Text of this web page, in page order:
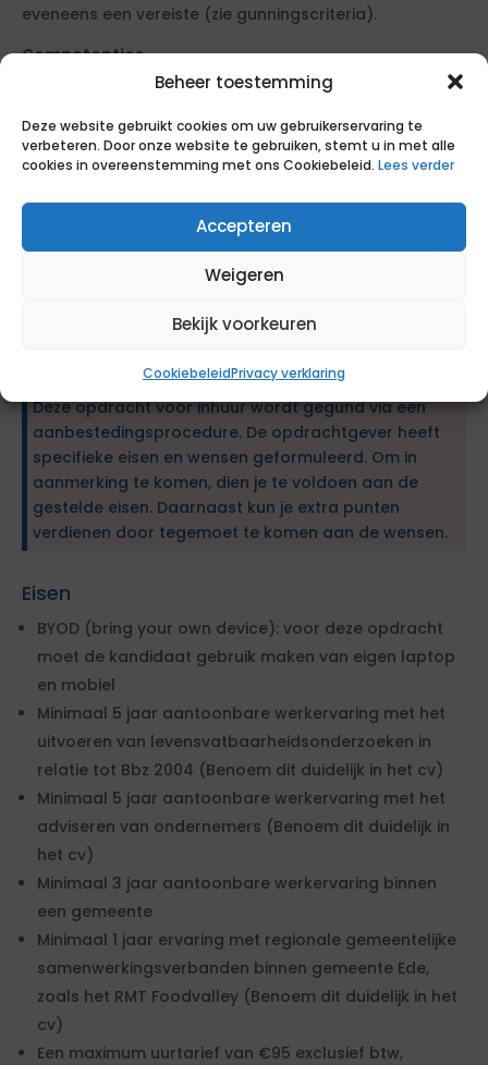
Beheer toestemming
Deze website gebruikt cookies om uw gebruikerservaring te
verbeteren. Door onze website te gebruiken, stemt u in met alle
cookies in overeenstemming met ons Cookiebeleid. Lees verder
Accepteren
Weigeren
Bekijk voorkeuren
CookiebeleidPrivacy verklaring
eveneens een vereiste (zie gunningscriteria).
Competenties
- Analytisch vermogen
- Communicatieve vaardigheden
- Samenwerkingsgerichtheid
- Empathisch vermogen
- Organisatiebewustzijn
- Resultaatgerichtheid
- Zelfstandigheid
- Digitale vaardigheid
Deze opdracht voor inhuur wordt gegund via een
aanbestedingsprocedure. De opdrachtgever heeft
specifieke eisen en wensen geformuleerd. Om in
aanmerking te komen, dien je te voldoen aan de
gestelde eisen. Daarnaast kun je extra punten
verdienen door tegemoet te komen aan de wensen.
Eisen
BYOD (bring your own device): voor deze opdracht
moet de kandidaat gebruik maken van eigen laptop
en mobiel
Minimaal 5 jaar aantoonbare werkervaring met het
uitvoeren van levensvatbaarheidsonderzoeken in
relatie tot Bbz 2004 (Benoem dit duidelijk in het cv)
Minimaal 5 jaar aantoonbare werkervaring met het
adviseren van ondernemers (Benoem dit duidelijk in
het cv)
Minimaal 3 jaar aantoonbare werkervaring binnen
een gemeente
Minimaal 1 jaar ervaring met regionale gemeentelijke
samenwerkingsverbanden binnen gemeente Ede,
zoals het RMT Foodvalley (Benoem dit duidelijk in het
cv)
Een maximum uurtarief van €95 exclusief btw,